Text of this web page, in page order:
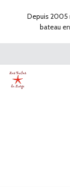
Depuis 2005
bateau